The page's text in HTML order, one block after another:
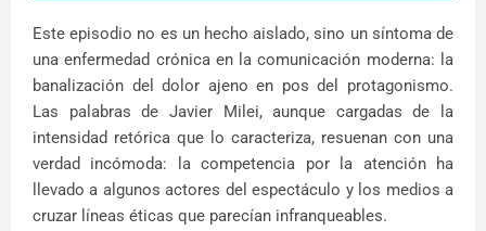
Este episodio no es un hecho aislado, sino un síntoma de
una enfermedad crónica en la comunicación moderna: la
banalización del dolor ajeno en pos del protagonismo.
Las palabras de Javier Milei, aunque cargadas de la
intensidad retórica que lo caracteriza, resuenan con una
verdad incómoda: la competencia por la atención ha
llevado a algunos actores del espectáculo y los medios a
cruzar líneas éticas que parecían infranqueables.